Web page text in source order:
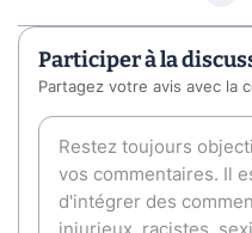
Participer à la
Partagez votre avis avec la